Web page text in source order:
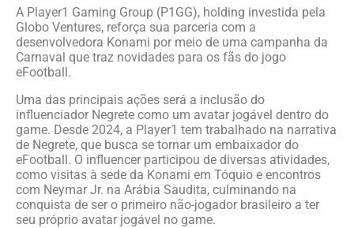
A Player1 Gaming Group (P1GG), holding investida pela
Globo Ventures, reforça sua parceria com a
desenvolvedora Konami por meio de uma campanha da
Carnaval que traz novidades para os fãs do jogo
eFootball.
Uma das principais ações será a inclusão do
influenciador Negrete como um avatar jogável dentro do
game. Desde 2024, a Player1 tem trabalhado na narrativa
de Negrete, que busca se tornar um embaixador do
eFootball. O influencer participou de diversas atividades,
como visitas à sede da Konami em Tóquio e encontros
com Neymar Jr. na Arábia Saudita, culminando na
conquista de ser o primeiro não-jogador brasileiro a ter
seu próprio avatar jogável no game.